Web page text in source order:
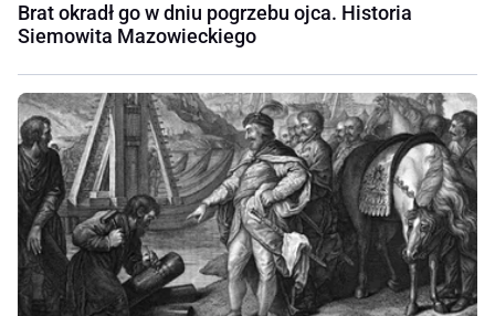
Brat okradł go w dniu pogrzebu ojca. Historia
Siemowita Mazowieckiego